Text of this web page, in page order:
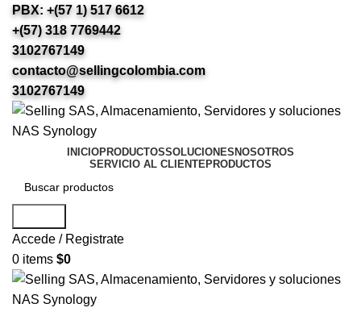
PBX: +(57 1) 517 6612
+(57) 318 7769442
3102767149
contacto@sellingcolombia.com
3102767149
INICIOPRODUCTOSSOLUCIONES NOSOTROS
SERVICIO AL CLIENTEPRODUCTOS
Accede / Registrate
0 items $0